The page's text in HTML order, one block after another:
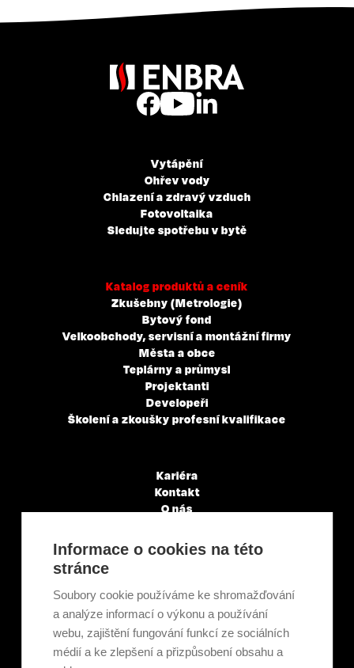
Vytápění
Ohřev vody
Chlazení a zdravý vzduch
Fotovoltaika
Sledujte spotřebu v bytě
Katalog produktů a ceník
Zkušebny (Metrologie)
Bytový fond
Velkoobchody, servisní a montážní firmy
Města a obce
Teplárny a průmysl
Projektanti
Developeři
Školení a zkoušky profesní kvalifikace
Kariéra
Kontakt
O nás
Články a novinky
GDPR & Cookies
Ekologická recyklace
Projekty EU
Intranet - Přihlášení
Přihlášení
Informace o cookies na této
stránce
Soubory cookie používáme ke shromažďování
a analýze informací o výkonu a používání
webu, zajištění fungování funkcí ze sociálních
médií a ke zlepšení a přizpůsobení obsahu a